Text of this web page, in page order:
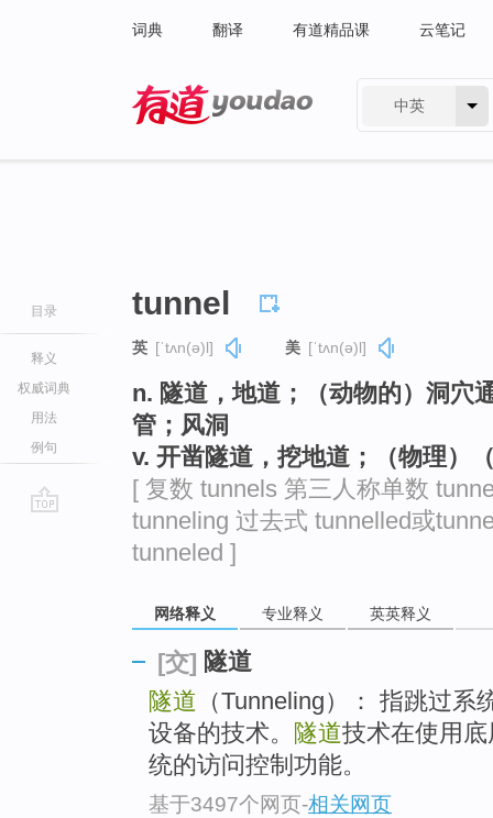
词典 翻译 有道精品课 云笔记
中英
目录
释义
权威词典
用法
例句
tunnel
英 [ˈtʌn(ə)l] 美 [ˈtʌn(ə)l]
n. 隧道，地道；（动物的）洞穴
管；风洞
v. 开凿隧道，挖地道；（物理）
[ 复数 tunnels 第三人称单数
tunneling 过去式 tunnelled或
tunneled ]
网络释义 专业释义 英英释义
[交] 隧道
隧道 （Tunneling）： 指跳过
设备的技术。
隧道技术在使用
统的访问控制功能。
基于3497个网页-相关网页